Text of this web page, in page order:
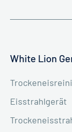
White Lion
Eisstrahlgerät